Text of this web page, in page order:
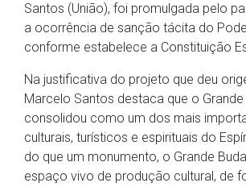
Santos (União), foi promulgada pelo
a ocorrência de sanção tácita do
conforme estabelece a Constituição
Na justificativa do projeto que deu
Marcelo Santos destaca que o Grande
consolidou como um dos mais
culturais, turísticos e espirituais do
do que um monumento, o Grande
espaço vivo de produção cultural, de